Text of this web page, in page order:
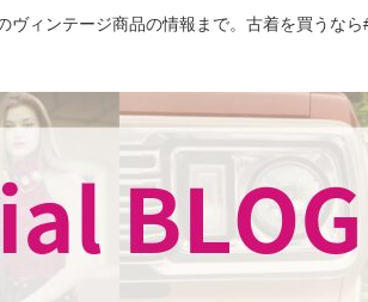
ィンテージ商品の情報まで。古着を買うなら